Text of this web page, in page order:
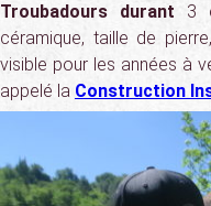
Troubadours durant 3
céramique, taille de
visible pour les années à
appelé la Construction